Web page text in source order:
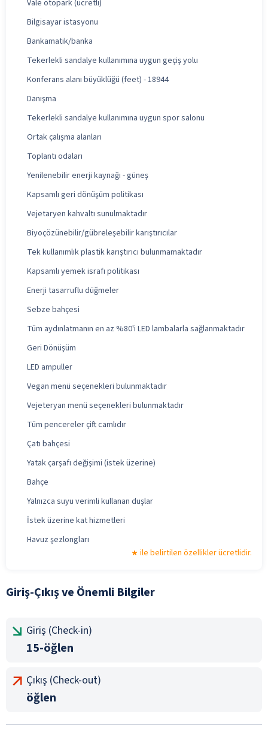
Vale otopark (ücretli)
Bilgisayar istasyonu
Bankamatik/banka
Tekerlekli sandalye kullanımına uygun geçiş yolu
Konferans alanı büyüklüğü (feet) - 18944
Danışma
Tekerlekli sandalye kullanımına uygun spor salonu
Ortak çalışma alanları
Toplantı odaları
Yenilenebilir enerji kaynağı - güneş
Kapsamlı geri dönüşüm politikası
Vejetaryen kahvaltı sunulmaktadır
Biyoçözünebilir/gübreleşebilir karıştırıcılar
Tek kullanımlık plastik karıştırıcı bulunmamaktadır
Kapsamlı yemek israfı politikası
Enerji tasarruflu düğmeler
Sebze bahçesi
Tüm aydınlatmanın en az %80'i LED lambalarla sağlanmaktadır
Geri Dönüşüm
LED ampuller
Vegan menü seçenekleri bulunmaktadır
Vejeteryan menü seçenekleri bulunmaktadır
Tüm pencereler çift camlıdır
Çatı bahçesi
Yatak çarşafı değişimi (istek üzerine)
Bahçe
Yalnızca suyu verimli kullanan duşlar
İstek üzerine kat hizmetleri
Havuz şezlongları
ile belirtilen özellikler ücretlidir.
Giriş-Çıkış ve Önemli Bilgiler
Giriş (Check-in)
15-öğlen
Çıkış (Check-out)
öğlen